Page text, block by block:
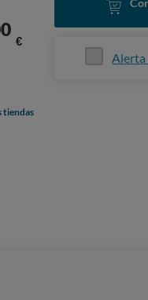
€
Alerta
tiendas